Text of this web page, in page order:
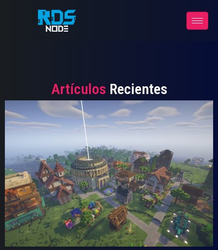
Artículos Recientes